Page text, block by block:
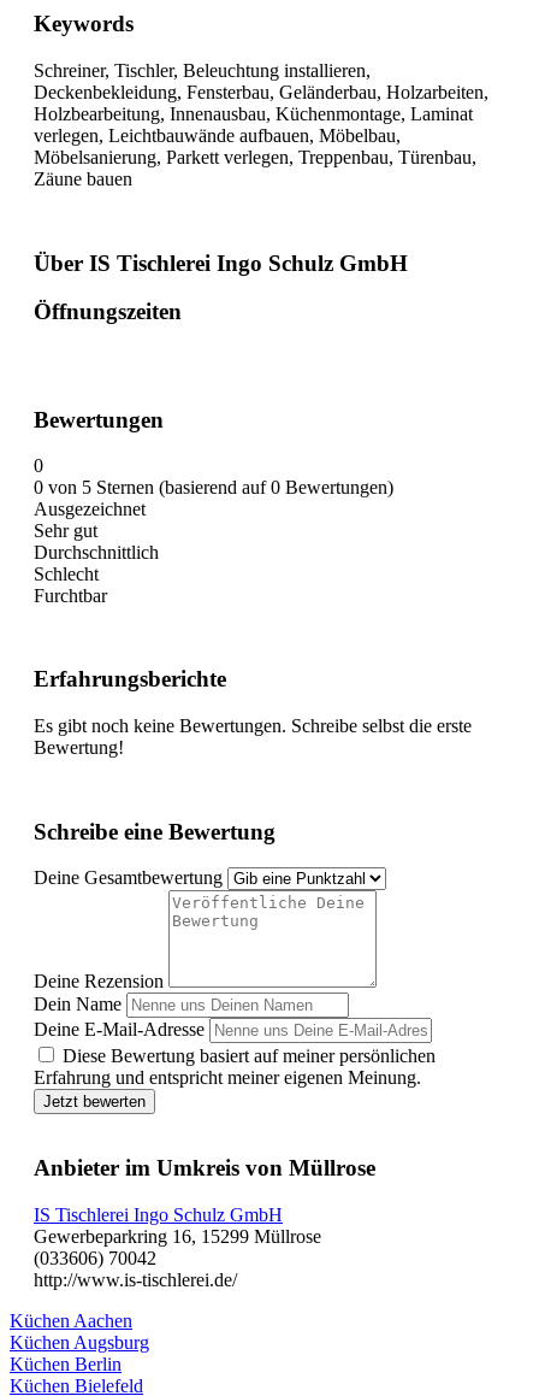
Keywords
Schreiner, Tischler, Beleuchtung installieren,
Deckenbekleidung, Fensterbau, Geländerbau, Holzarbeiten,
Holzbearbeitung, Innenausbau, Küchenmontage, Laminat
verlegen, Leichtbauwände aufbauen, Möbelbau,
Möbelsanierung, Parkett verlegen, Treppenbau, Türenbau,
Zäune bauen
Über IS Tischlerei Ingo Schulz GmbH
Öffnungszeiten
Bewertungen
0
0 von 5 Sternen (basierend auf 0 Bewertungen)
Ausgezeichnet
Sehr gut
Durchschnittlich
Schlecht
Furchtbar
Erfahrungsberichte
Es gibt noch keine Bewertungen. Schreibe selbst die erste
Bewertung!
Schreibe eine Bewertung
Deine Gesamtbewertung
Deine Rezension
Dein Name
Deine E-Mail-Adresse
Diese Bewertung basiert auf meiner persönlichen
Erfahrung und entspricht meiner eigenen Meinung.
Jetzt bewerten
Anbieter im Umkreis von Müllrose
IS Tischlerei Ingo Schulz GmbH
Gewerbeparkring 16, 15299 Müllrose
(033606) 70042
http://www.is-tischlerei.de/
Küchen Aachen
Küchen Augsburg
Küchen Berlin
Küchen Bielefeld